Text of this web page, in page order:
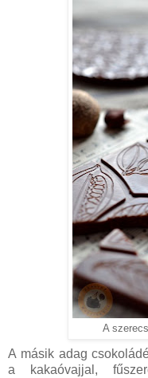
A
A másik adag
a kakaóvajjal,